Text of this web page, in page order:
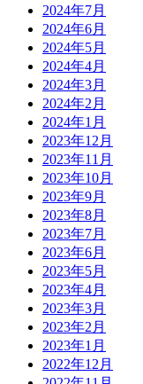
2024年7月
2024年6月
2024年5月
2024年4月
2024年3月
2024年2月
2024年1月
2023年12月
2023年11月
2023年10月
2023年9月
2023年8月
2023年7月
2023年6月
2023年5月
2023年4月
2023年3月
2023年2月
2023年1月
2022年12月